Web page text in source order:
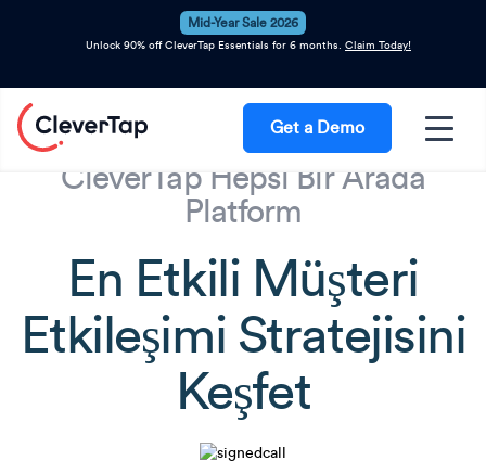
Mid-Year Sale 2026
Unlock 90% off CleverTap Essentials for 6 months. Claim Today!
Get a Demo
CleverTap Hepsi Bir Arada
Platform
En Etkili Müşteri
Etkileşimi Stratejisini
Keşfet